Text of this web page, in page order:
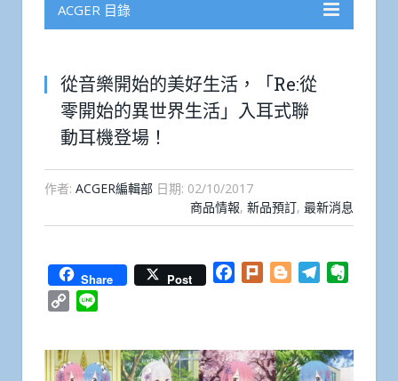
ACGER 目錄
從音樂開始的美好生活，「Re:從
零開始的異世界生活」入耳式聯
動耳機登場！
作者: ACGER編輯部 日期: 02/10/2017
商品情報, 新品預訂, 最新消息
Share Post Facebook
Plurk BloggerTelegram
Copy